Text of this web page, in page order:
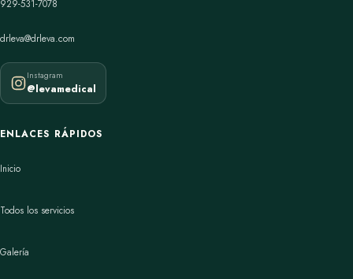
929-531-7078
drleva@drleva.com
Instagram
@levamedical
ENLACES RÁPIDOS
Inicio
Todos los servicios
Galería